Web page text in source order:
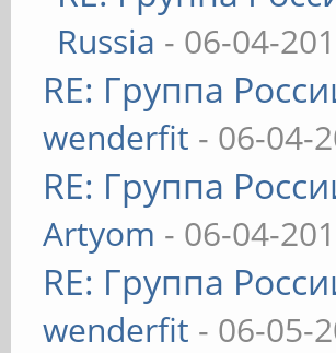
Russia - 06-04-
RE: Группа
wenderfit - 06-04-
RE: Группа
Artyom - 06-04-
RE: Группа
wenderfit - 06-05-